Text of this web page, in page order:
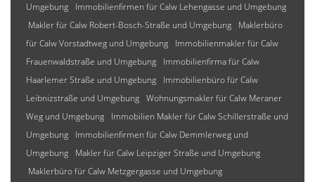
Umgebung
Immobilienfirmen für Calw Lehengasse und Umgebung
Makler für Calw Robert-Bosch-Straße und Umgebung
Maklerbüro
für Calw Vorstadtweg und Umgebung
Immobilienmakler für Calw
Frauenwaldstraße und Umgebung
Immobilienfirma für Calw
Haarlemer Straße und Umgebung
Immobilienbüro für Calw
Leibnizstraße und Umgebung Wohnungsmakler für Calw Meraner
Weg und Umgebung
Immobilien Makler für Calw Schillerstraße und
Umgebung
Immobilienfirmen für Calw Demmlerweg und
Umgebung
Makler für Calw Leipziger Straße und Umgebung
Maklerbüro für Calw Metzgergasse und Umgebung